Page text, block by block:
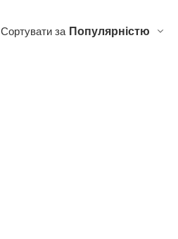
Сортувати за Популярністю